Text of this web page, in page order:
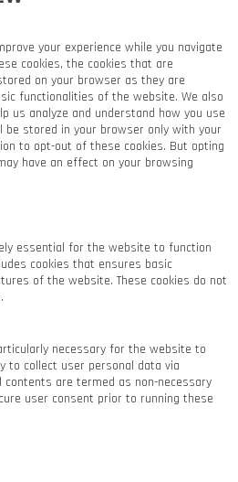
your experience while you navigate
cookies, the cookies that are
on your browser as they are
functionalities of the website. We also
us analyze and understand how you use
be stored in your browser only with your
to opt-out of these cookies. But opting
have an effect on your browsing
essential for the website to function
cookies that ensures basic
of the website. These cookies do not
necessary for the website to
to collect user personal data via
contents are termed as non-necessary
user consent prior to running these